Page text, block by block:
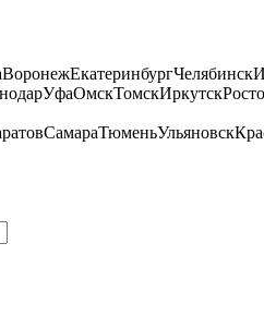
ВоронежЕкатеринбургЧелябинск
УфаОмскТомскИркутск
СамараТюменьУльяновск